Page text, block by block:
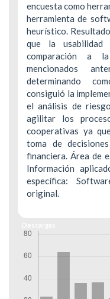
encuesta como
herramienta de
heurístico.
que la
comparación a
mencionados
determinando
consiguió la
el análisis de
agilitar los
cooperativas ya
toma de
financiera. Área de
Información
específica:
original.